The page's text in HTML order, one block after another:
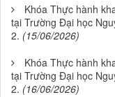
Khóa Thực hành
tại Trường Đại học
2. (15/06/2026)
Khóa Thực hành
tại Trường Đại học
2. (16/06/2026)